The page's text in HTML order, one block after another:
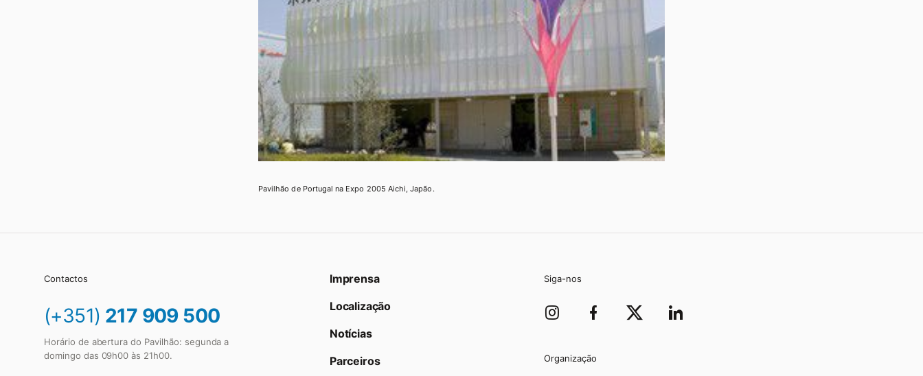
Pavilhão de Portugal na Expo 2005 Aichi, Japão.
Contactos
(+351) 217 909 500
Horário de abertura do Pavilhão: segunda a
domingo das 09h00 às 21h00.
Imprensa
Localização
Notícias
Parceiros
Siga-nos
Organização